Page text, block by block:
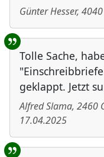
Günter Hesser, 4040
Tolle Sache,
geklappt. Jetzt
Alfred Slama, 2460
17.04.2025